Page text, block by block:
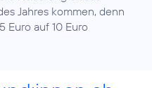
Jahres kommen, denn
Euro auf 10 Euro